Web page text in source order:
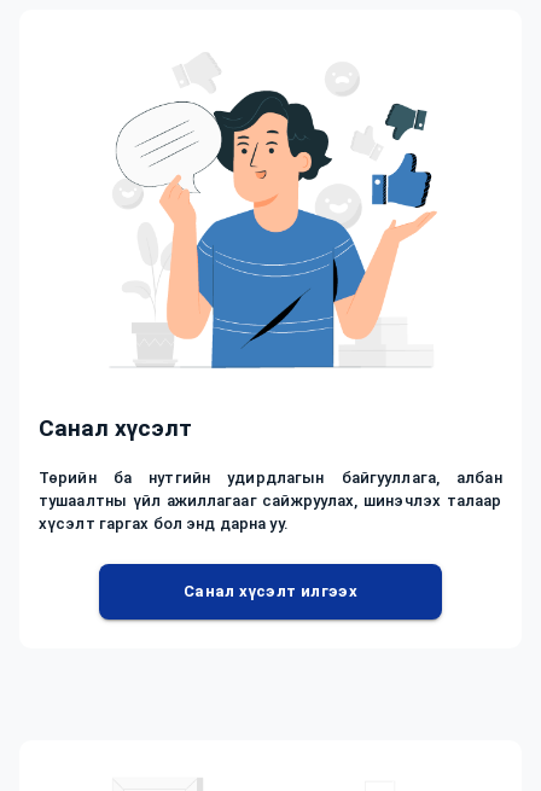
Санал хүсэлт
Төрийн ба нутгийн удирдлагын байгууллага, албан
тушаалтны үйл ажиллагааг сайжруулах, шинэчлэх талаар
хүсэлт гаргах бол энд дарна уу.
Санал хүсэлт илгээх